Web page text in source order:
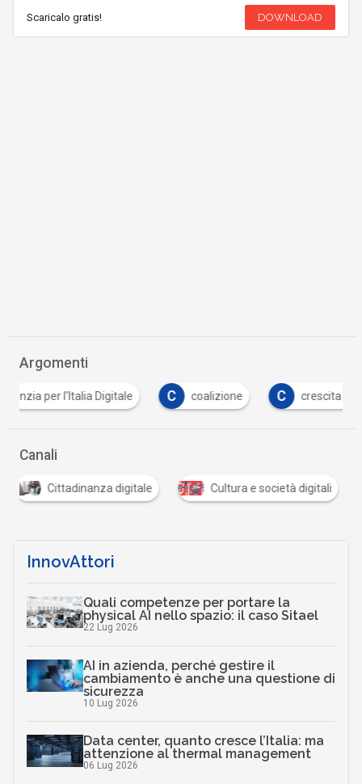
Scaricalo gratis! DOWNLOAD
Argomenti
C coalizione crescita digitale C cultura
Canali
Cittadinanza digitale Cultura e società digitali
InnovAttori
Quali competenze per portare la
physical AI nello spazio: il caso Sitael
22 Lug 2026
AI in azienda, perché gestire il
cambiamento è anche una questione di
sicurezza
10 Lug 2026
Data center, quanto cresce l’Italia: ma
attenzione al thermal management
06 Lug 2026